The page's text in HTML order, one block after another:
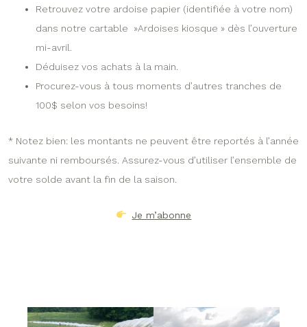
Retrouvez votre ardoise papier (identifiée à votre nom)
dans notre cartable »Ardoises kiosque » dès l’ouverture
mi-avril.
Déduisez vos achats à la main.
Procurez-vous à tous moments d’autres tranches de
100$ selon vos besoins!
* Notez bien: les montants ne peuvent être reportés à l’année
suivante ni remboursés. Assurez-vous d’utiliser l’ensemble de
votre solde avant la fin de la saison.
Je m’abonne